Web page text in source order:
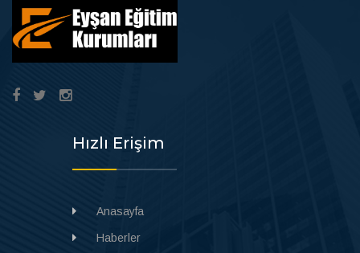
Hızlı Erişim
Anasayfa
Haberler